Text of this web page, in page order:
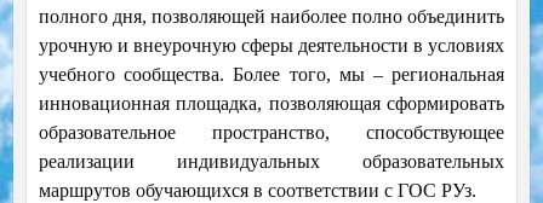
полного дня, позволяющей наиболее полно объединить
урочную и внеурочную сферы деятельности в условиях
учебного сообщества. Более того, мы – региональная
инновационная площадка, позволяющая сформировать
образовательное пространство, способствующее
реализации индивидуальных образовательных
маршрутов обучающихся в соответствии с ГОС РУз.